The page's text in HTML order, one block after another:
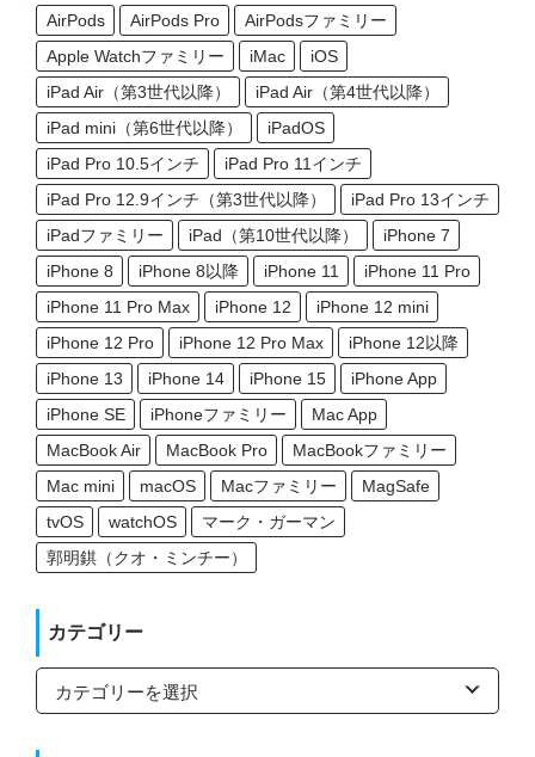
AirPods AirPods Pro
AirPodsファミリー
Apple Watchファミリー
iMac
iOS
iPad Air（第3世代以降）
iPad Air（第4世代以降）
iPad mini（第6世代以降）
iPadOS
iPad Pro 10.5インチ
iPad Pro 11インチ
iPad Pro 12.9インチ（第3世代以降）
iPad Pro 13インチ
iPadファミリー
iPad（第10世代以降）
iPhone 7
iPhone 8
iPhone 8以降 iPhone 11
iPhone 11 Pro
iPhone 11 Pro Max
iPhone 12
iPhone 12 mini
iPhone 12 Pro
iPhone 12 Pro Max
iPhone 12以降
iPhone 13
iPhone 14 iPhone 15
iPhone App
iPhone SE
iPhoneファミリー
Mac App
MacBook Air
MacBook Pro
MacBookファミリー
Mac mini
macOS Macファミリー
MagSafe
tvOS
watchOS
マーク・ガーマン
郭明錤（クオ・ミンチー）
カテゴリー
カ
ゴ
ー